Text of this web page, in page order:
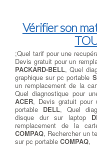
Vérifier son
;Quel tarif pour une
Devis gratuit pour un
PACKARD-BELL, Quel
graphique sur pc portable
un remplacement de la
Quel diagnostique pour
ACER, Devis gratuit pour
portable DELL, Quel
disque dur sur laptop
remplacement de la
COMPAQ, Rechercher un
sur pc portable COMPAQ,